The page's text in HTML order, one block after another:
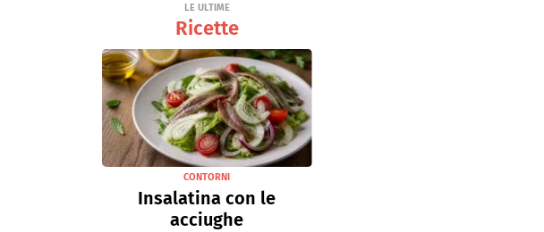
LE ULTIME
Ricette
CONTORNI
Insalatina con le
acciughe